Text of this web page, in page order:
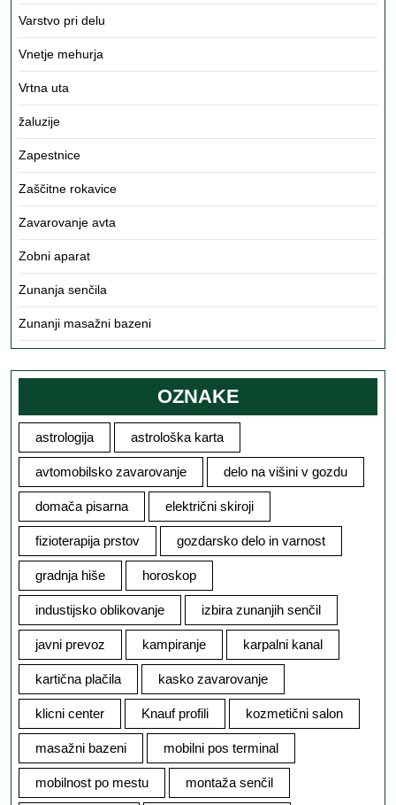
Varstvo pri delu
Vnetje mehurja
Vrtna uta
žaluzije
Zapestnice
Zaščitne rokavice
Zavarovanje avta
Zobni aparat
Zunanja senčila
Zunanji masažni bazeni
OZNAKE
astrologija astrološka karta
avtomobilsko zavarovanje delo na višini v gozdu
domača pisarna električni skiroji
fizioterapija prstov gozdarsko delo in varnost
gradnja hiše horoskop
industijsko oblikovanje izbira zunanjih senčil
javni prevoz kampiranje karpalni kanal
kartična plačila kasko zavarovanje
klicni center Knauf profili kozmetični salon
masažni bazeni mobilni pos terminal
mobilnost po mestu montaža senčil